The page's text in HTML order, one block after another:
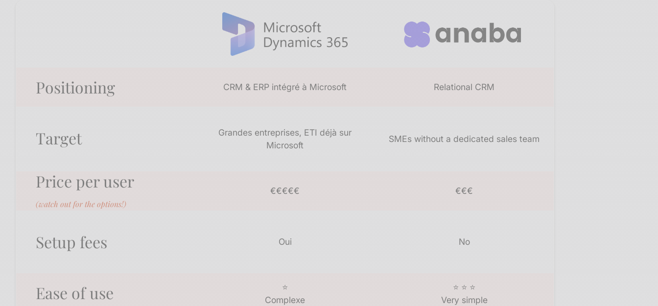
Positioning CRM & ERP intégré à Microsoft Relational CRM
Target
Grandes entreprises, ETI déjà sur
Microsoft
SMEs without a dedicated sales team
Price per user
(watch out for the options!)
€€€€€ €€€
Setup fees Oui No
Ease of use
⭐
Complexe
⭐ ⭐ ⭐
Very simple